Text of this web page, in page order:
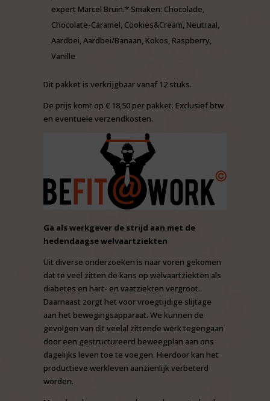
expert Marcel Bruin.* Smaken: Chocolade,
Chocolate-Caramel, Cookies&Cream, Neutraal,
Aardbei, Aardbei/Banaan, Kokos, Raspberry,
Vanille
Dit pakket is verkrijgbaar vanaf 12 stuks.
De prijs komt op € 18,50 per pakket. Exclusief btw
en eventuele verzendkosten.
Ga als werkgever de strijd aan met de
hedendaagse welvaartziekten
Uit diverse onderzoeken is naar voren gekomen
dat te veel zitten de kans op welvaartziekten als
diabetes en hart- en vaatziekten vergroot.
Daarnaast zorgt het voor vroegtijdige slijtage
aan het bewegingsapparaat. We kunnen de
gevolgen van dit veelal zittende werk tegengaan
door een gestructureerd beweegplan aan ons
dagelijks leven toe te voegen. Hierdoor kan het
productieve werkleven aanzienlijk verbeterd
worden.